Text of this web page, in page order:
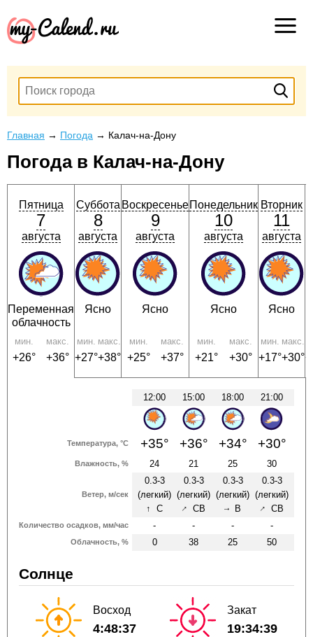
Главная → Погода → Калач-на-Дону
Погода в Калач-на-Дону
Пятница
7
августа
Переменная
облачность
мин.
+26°
макс.
+36°
Суббота
8
августа
Ясно
мин.
+27°
макс.
+38°
Воскресенье
9
августа
Ясно
мин.
+25°
макс.
+37°
Понедельник
10
августа
Ясно
мин.
+21°
макс.
+30°
Вторник
11
августа
Ясно
мин.
+17°
макс.
+30°
12:00 15:00 18:00 21:00
Температура, °C +35° +36° +34° +30°
Влажность, % 24 21 25 30
Ветер, м/сек
0.3-3
(легкий)
↑
С
0.3-3
(легкий)
↑ СВ
0.3-3
(легкий)
↑ В
0.3-3
(легкий)
↑ СВ
Количество осадков, мм/час - - - -
Облачность, % 0 38 25 50
Солнце
Восход
4:48:37
Закат
19:34:39